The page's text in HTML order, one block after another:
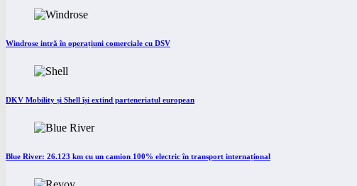
Windrose intră în operațiuni comerciale cu DSV
DKV Mobility și Shell își extind parteneriatul european
Blue River: 26.123 km cu un camion 100% electric în transport internațional